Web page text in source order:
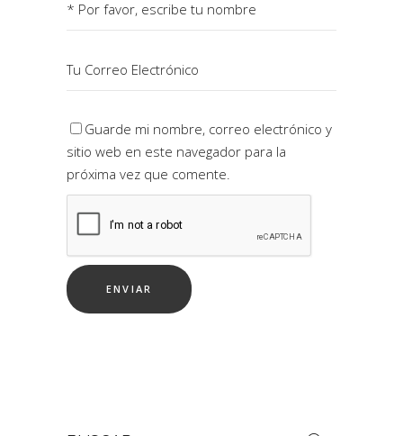
Guarde mi nombre, correo electrónico y
sitio web en este navegador para la
próxima vez que comente.